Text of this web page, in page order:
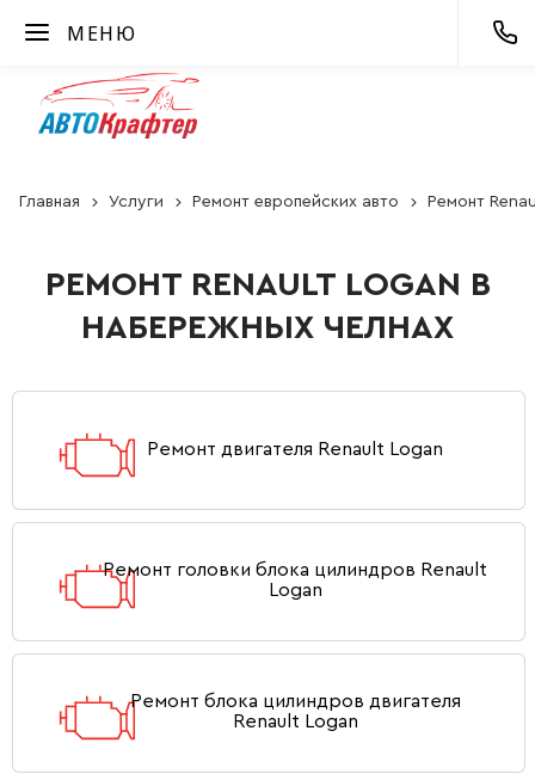
МЕНЮ
Главная Услуги Ремонт европейских авто Ремонт
РЕМОНТ RENAULT LOGAN В
НАБЕРЕЖНЫХ ЧЕЛНАХ
Ремонт двигателя Renault Logan
Ремонт головки блока цилиндров Renault
Logan
Ремонт блока цилиндров двигателя
Renault Logan